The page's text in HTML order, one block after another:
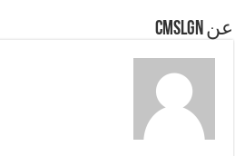
عن cmslgn